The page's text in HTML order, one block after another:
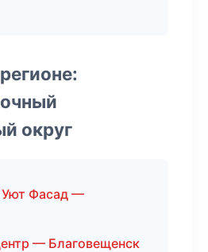
округ
Уют Фасад —
— Благовещенск